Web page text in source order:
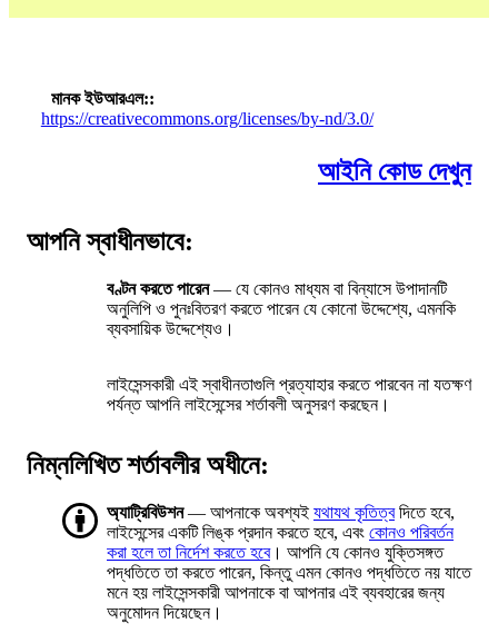
মানক ইউআরএল:
https://creativecommons.org/licenses/by-nd/3.0/
আইনি কোড দেখুন
আপনি স্বাধীনভাবে:
বণ্টন করতে পারেন— যে কোনও মাধ্যম বা বিন্যাসে উপাদানটি
অনুলিপি ও পুনঃবিতরণ করতে পারেন যে কোনো উদ্দেশ্যে, এমনকি
ব্যবসায়িক উদ্দেশ্যেও।
লাইসেন্সকারী এই স্বাধীনতাগুলি প্রত্যাহার করতে পারবেন না যতক্ষণ
পর্যন্ত আপনি লাইসেন্সের শর্তাবলী অনুসরণ করছেন।
নিম্নলিখিত শর্তাবলীর অধীনে:
অ্যাট্রিবিউশন— আপনাকে অবশ্যই যথাযথ কৃতিত্বদিতে হবে,
লাইসেন্সের একটি লিঙ্ক প্রদান করতে হবে, এবং কোনও পরিবর্তন
করা হলে তা নির্দেশ করতে হবে। আপনি যে কোনও যুক্তিসঙ্গত
পদ্ধতিতে তা করতে পারেন, কিন্তু এমন কোনও পদ্ধতিতে নয় যাতে
মনে হয় লাইসেন্সকারী আপনাকে বা আপনার এই ব্যবহারের জন্য
অনুমোদন দিয়েছেন।